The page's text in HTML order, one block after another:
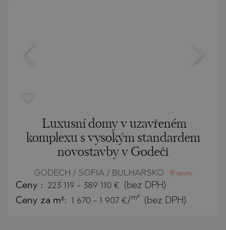
Luxusní domy v uzavřeném
komplexu s vysokým standardem
novostavby v Godeči
GODECH / SOFIA / BULHARSKO MAPA
Ceny : 223 119 - 389 110 € (bez DPH)
Ceny za m²: 1 670 - 1 907 €/ m² (bez DPH)